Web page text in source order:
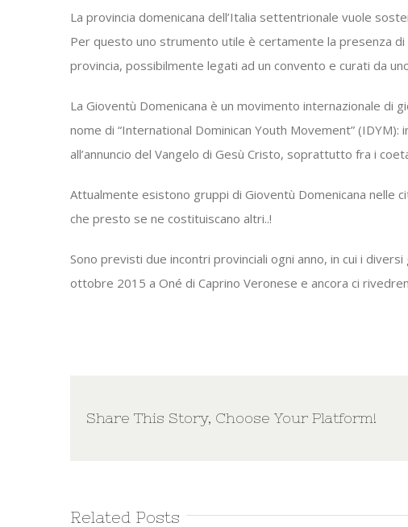
La provincia domenicana dell’Italia settentrionale vuole
Per questo uno strumento utile è certamente la presenza
provincia, possibilmente legati ad un convento e curati da
La Gioventù Domenicana è un movimento internazionale di
nome di “International Dominican Youth Movement”
all’annuncio del Vangelo di Gesù Cristo, soprattutto fra i
Attualmente esistono gruppi di Gioventù Domenicana nelle
che presto se ne costituiscano altri..!
Sono previsti due incontri provinciali ogni anno, in cui i
ottobre 2015 a Oné di Caprino Veronese e ancora ci
Share This Story, Choose Your Platform!
Related Posts